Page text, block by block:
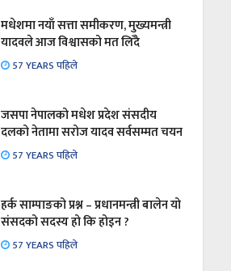
मधेशमा नयाँ सत्ता समीकरण, मुख्यमन्त्री
यादवले आज विश्वासको मत लिँदै
57 YEARS पहिले
जसपा नेपालको मधेश प्रदेश संसदीय
दलको नेतामा सरोज यादव सर्वसम्मत चयन
57 YEARS पहिले
हर्क साम्पाङको प्रश्न – प्रधानमन्त्री बालेन यो
संसदको सदस्य हो कि होइन ?
57 YEARS पहिले